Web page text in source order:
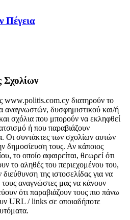
Πέγεια
Σχολίων
www.politis.com.cy διατηρούν το
αναγνωστών, δυσφημιστικού και/ή
σχόλια που μπορούν να εκληφθεί
ή που παραβιάζουν
Οι συντάκτες των σχολίων αυτών
δημοσίευση τους. Αν κάποιος
το οποίο αφαιρείται, θεωρεί ότι
το αληθές του περιεχομένου του,
της ιστοσελίδας για να
αναγνώστες μας να κάνουν
ότι παραβιάζουν τους πιο πάνω
URL / links σε οποιαδήποτε